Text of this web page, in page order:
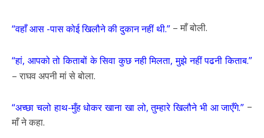
“वहाँ आस -पास कोई खिलौने की दुकान नहीं थी.” – माँ बोली.
“हां, आपको तो किताबों के सिवा कुछ नही मिलता, मुझे नहीं पढनी किताब.”
– राघव अपनी मां से बोला.
“अच्छा चलो हाथ-मुँह धोकर खाना खा लो, तुम्हारे खिलौने भी आ जाएँगे.” –
माँ ने कहा.